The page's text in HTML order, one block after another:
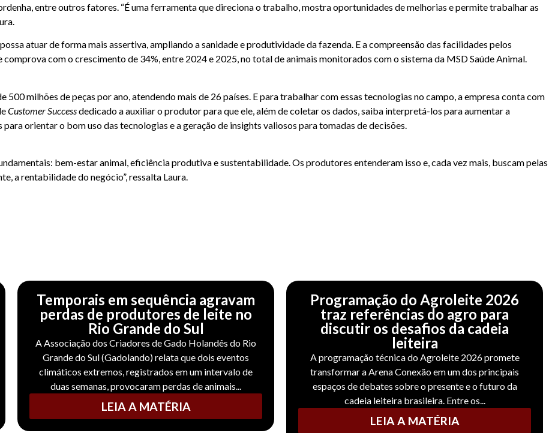
entre outros fatores. “É uma ferramenta que direciona o trabalho, mostra oportunidades de melhorias e permite trabalhar as
atuar de forma mais assertiva, ampliando a sanidade e produtividade da fazenda. E a compreensão das facilidades pelos
com o crescimento de 34%, entre 2024 e 2025, no total de animais monitorados com o sistema da MSD Saúde Animal.
milhões de peças por ano, atendendo mais de 26 países. E para trabalhar com essas tecnologias no campo, a empresa conta com
Customer Successdedicado a auxiliar o produtor para que ele, além de coletar os dados, saiba interpretá-los para aumentar a
orientar o bom uso das tecnologias e a geração de insights valiosos para tomadas de decisões.
bem-estar animal, eficiência produtiva e sustentabilidade. Os produtores entenderam isso e, cada vez mais, buscam pelas
a rentabilidade do negócio”, ressalta Laura.
Temporais em sequência agravam
perdas de produtores de leite no
Rio Grande do Sul
A Associação dos Criadores de Gado Holandês do Rio
Grande do Sul (Gadolando) relata que dois eventos
climáticos extremos, registrados em um intervalo de
duas semanas, provocaram perdas de animais...
LEIA A MATÉRIA
Programação do Agroleite 2026
traz referências do agro para
discutir os desafios da cadeia
leiteira
A programação técnica do Agroleite 2026 promete
transformar a Arena Conexão em um dos principais
espaços de debates sobre o presente e o futuro da
cadeia leiteira brasileira. Entre os...
LEIA A MATÉRIA